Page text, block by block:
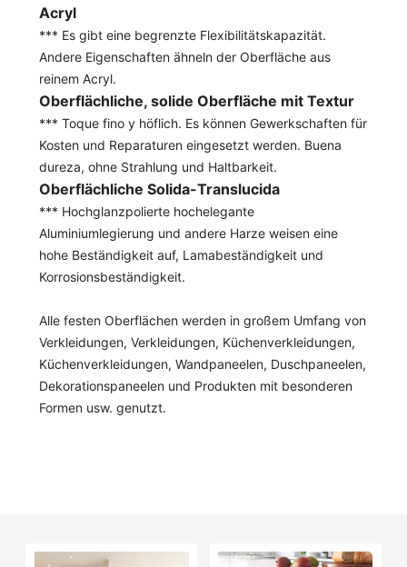
Acryl
*** Es gibt eine begrenzte Flexibilitätskapazität.
Andere Eigenschaften ähneln der Oberfläche aus
reinem Acryl.
Oberflächliche, solide Oberfläche mit Textur
*** Toque fino y höflich. Es können Gewerkschaften für
Kosten und Reparaturen eingesetzt werden. Buena
dureza, ohne Strahlung und Haltbarkeit.
Oberflächliche Solida-Translucida
*** Hochglanzpolierte hochelegante
Aluminiumlegierung und andere Harze weisen eine
hohe Beständigkeit auf, Lamabeständigkeit und
Korrosionsbeständigkeit.
Alle festen Oberflächen werden in großem Umfang von
Verkleidungen, Verkleidungen, Küchenverkleidungen,
Küchenverkleidungen, Wandpaneelen, Duschpaneelen,
Dekorationspaneelen und Produkten mit besonderen
Formen usw. genutzt.